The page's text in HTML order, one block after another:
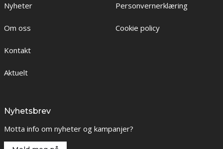
Nyheter
Om oss
Kontakt
Aktuelt
Personvernerklæring
Cookie policy
Nyhetsbrev
Motta info om nyheter og kampanjer?